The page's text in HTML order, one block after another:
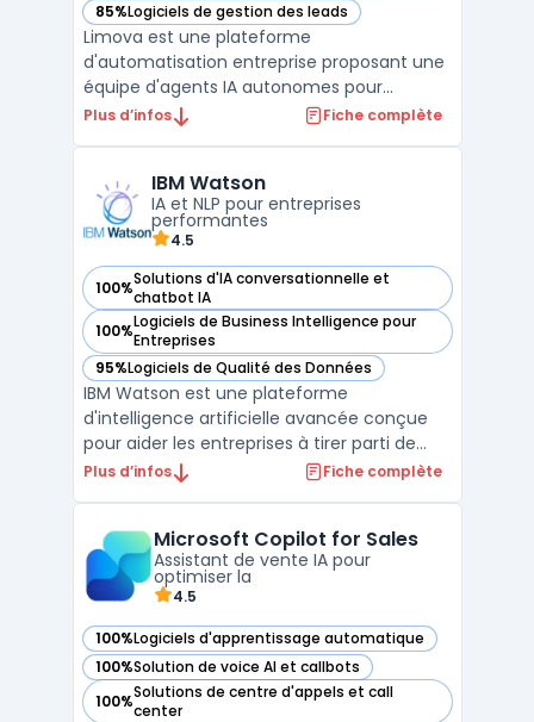
85%Logiciels de gestion des leads
— voir Limova dans cette catégorie
Limova est une plateforme
d'automatisation entreprise proposant une
équipe d'agents IA autonomes pour
exécuter tâches récurrentes sans
virtuels spécialisés couvrant marketing,
service client, prospection ...
Plus d’infos Fiche complète
IBM Watson
IA et NLP pour entreprises
performantes
4.5
100%Solutions d'IA conversationnelle et
chatbot IA
— voir IBM Watson dans cette catégorie
100%Logiciels de Business Intelligence pour
Entreprises
— voir IBM Watson dans cette catégorie
95%Logiciels de Qualité des Données
— voir IBM Watson dans cette catégorie
IBM Watson est une plateforme
d'intelligence artificielle avancée conçue
pour aider les entreprises à tirer parti de
leurs données et à automatiser leurs
naturel (NLP), l'apprentissage automatique
et l'analyse prédictive ...
Plus d’infos Fiche complète
Microsoft Copilot for Sales
Assistant de vente IA pour
optimiser la
4.5
100%Logiciels d'apprentissage automatique
— voir Microsoft Copilot for Sales dans cette catégorie
100%Solution de voice AI et callbots
— voir Microsoft Copilot for Sales dans cette catégorie
100%Solutions de centre d'appels et call
center
— voir Microsoft Copilot for Sales dans cette catégorie